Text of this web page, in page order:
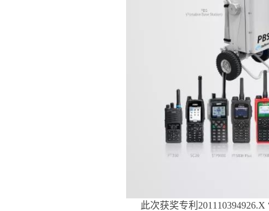
此次获奖专利